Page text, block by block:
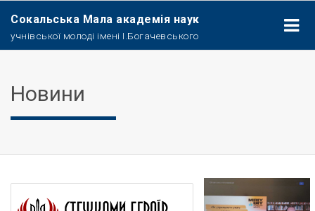
Сокальська Мала академія наук
учнівської молоді імені І.Богачевського
Новини